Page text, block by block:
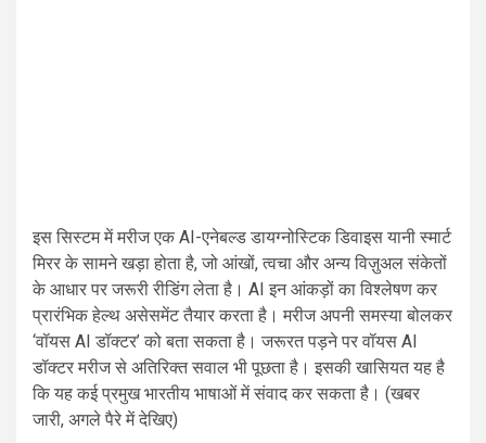
इस सिस्टम में मरीज एक AI-एनेबल्ड डायग्नोस्टिक डिवाइस यानी स्मार्ट
मिरर के सामने खड़ा होता है, जो आंखों, त्वचा और अन्य विज़ुअल संकेतों
के आधार पर जरूरी रीडिंग लेता है। AI इन आंकड़ों का विश्लेषण कर
प्रारंभिक हेल्थ असेसमेंट तैयार करता है। मरीज अपनी समस्या बोलकर
‘वॉयस AI डॉक्टर’ को बता सकता है। जरूरत पड़ने पर वॉयस AI
डॉक्टर मरीज से अतिरिक्त सवाल भी पूछता है। इसकी खासियत यह है
कि यह कई प्रमुख भारतीय भाषाओं में संवाद कर सकता है। (खबर
जारी, अगले पैरे में देखिए)